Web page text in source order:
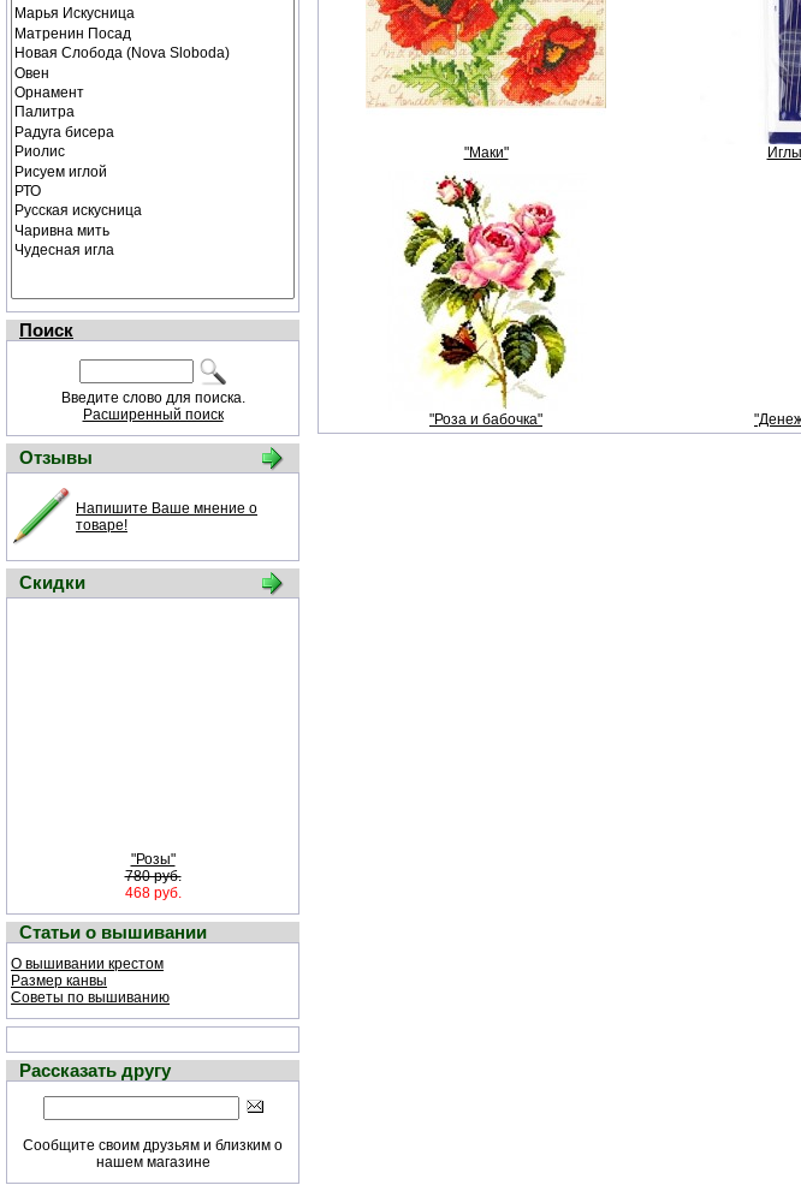
Поиск
Введите слово для поиска.
Расширенный поиск
Отзывы
Напишите Ваше мнение о
товаре!
Скидки
"Розы"
780 руб.
468 руб.
Статьи о вышивании
О вышивании крестом
Размер канвы
Советы по вышиванию
Рассказать другу
Сообщите своим друзьям и близким о
нашем магазине
"Маки"
"Роза и бабочка"